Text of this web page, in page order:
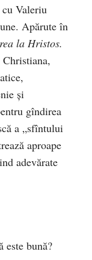
Valeriu
Apărute în
la Hristos.
şi
gîndirea
a „sfîntului
aproape
adevărate
este bună?